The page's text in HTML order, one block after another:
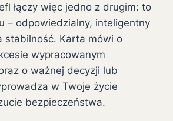
łączy więc jedno z drugim: to
– odpowiedzialny, inteligentny
stabilność. Karta mówi o
wypracowanym
o ważnej decyzji lub
w Twoje życie
bezpieczeństwa.